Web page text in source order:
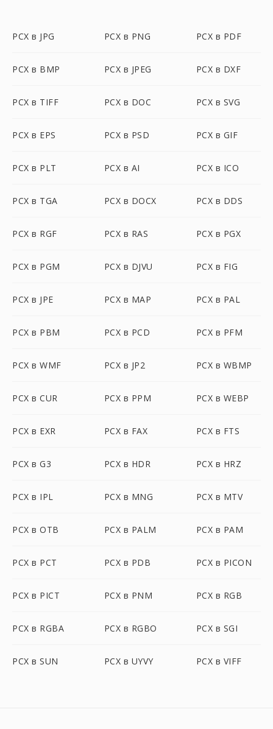
PCX в JPG PCX в PNG PCX в PDF
PCX в BMP PCX в JPEG PCX в DXF
PCX в TIFF PCX в DOC PCX в SVG
PCX в EPS PCX в PSD PCX в GIF
PCX в PLT PCX в AI PCX в ICO
PCX в TGA PCX в DOCX PCX в DDS
PCX в RGF PCX в RAS PCX в PGX
PCX в PGM PCX в DJVU PCX в FIG
PCX в JPE PCX в MAP PCX в PAL
PCX в PBM PCX в PCD PCX в PFM
PCX в WMF PCX в JP2 PCX в WBMP
PCX в CUR PCX в PPM PCX в WEBP
PCX в EXR PCX в FAX PCX в FTS
PCX в G3 PCX в HDR PCX в HRZ
PCX в IPL PCX в MNG PCX в MTV
PCX в OTB PCX в PALM PCX в PAM
PCX в PCT PCX в PDB PCX в PICON
PCX в PICT PCX в PNM PCX в RGB
PCX в RGBA PCX в RGBO PCX в SGI
PCX в SUN PCX в UYVY PCX в VIFF